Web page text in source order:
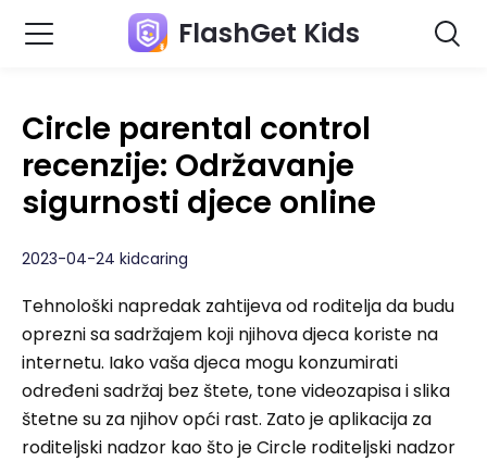
FlashGet Kids
Circle parental control
recenzije: Održavanje
sigurnosti djece online
2023-04-24 kidcaring
Tehnološki napredak zahtijeva od roditelja da budu
oprezni sa sadržajem koji njihova djeca koriste na
internetu. Iako vaša djeca mogu konzumirati
određeni sadržaj bez štete, tone videozapisa i slika
štetne su za njihov opći rast. Zato je aplikacija za
roditeljski nadzor kao što je Circle roditeljski nadzor